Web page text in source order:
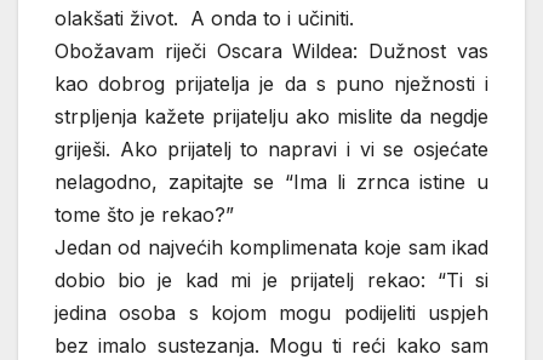
olakšati život. A onda to i učiniti.
Obožavam riječi Oscara Wildea: Dužnost vas
kao dobrog prijatelja je da s puno nježnosti i
strpljenja kažete prijatelju ako mislite da negdje
griješi. Ako prijatelj to napravi i vi se osjećate
nelagodno, zapitajte se “Ima li zrnca istine u
tome što je rekao?”
Jedan od najvećih komplimenata koje sam ikad
dobio bio je kad mi je prijatelj rekao: “Ti si
jedina osoba s kojom mogu podijeliti uspjeh
bez imalo sustezanja. Mogu ti reći kako sam